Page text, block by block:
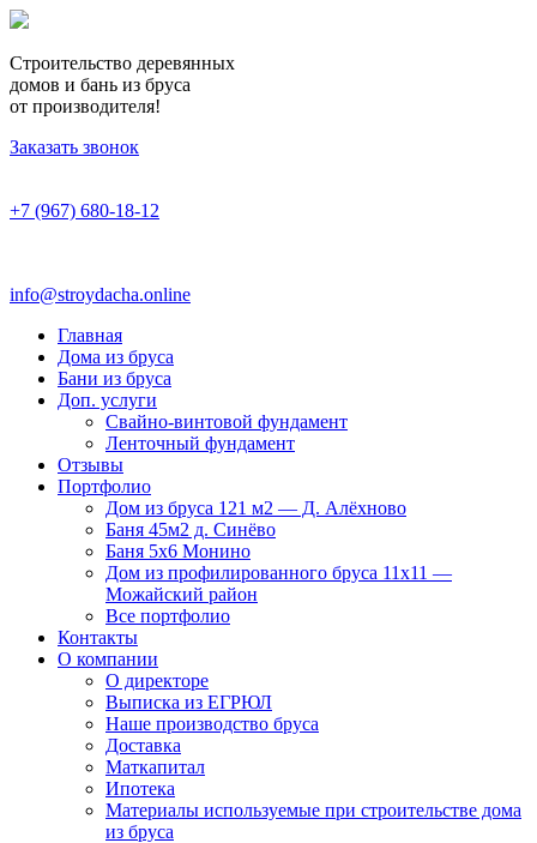
Строительство деревянных
домов и бань из бруса
от производителя!
Заказать звонок
+7 (967) 680-18-12
info@stroydacha.online
Главная
Дома из бруса
Бани из бруса
Доп. услуги
Свайно-винтовой фундамент
Ленточный фундамент
Отзывы
Портфолио
Дом из бруса 121 м2 — Д. Алёхново
Баня 45м2 д. Синёво
Баня 5х6 Монино
Дом из профилированного бруса 11х11 —
Можайский район
Все портфолио
Контакты
О компании
О директоре
Выписка из ЕГРЮЛ
Наше производство бруса
Доставка
Маткапитал
Ипотека
Материалы используемые при строительстве дома
из бруса